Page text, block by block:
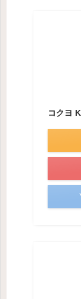
コクヨ